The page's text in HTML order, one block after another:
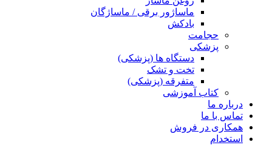
ماساژور برقی / ماساژگان
بادکش
حجامت
پزشکی
دستگاه ها (پزشکی)
تخت و تشک
متفرقه (پزشکی)
کتاب آموزشی
درباره ما
تماس با ما
همکاری در فروش
استخدام